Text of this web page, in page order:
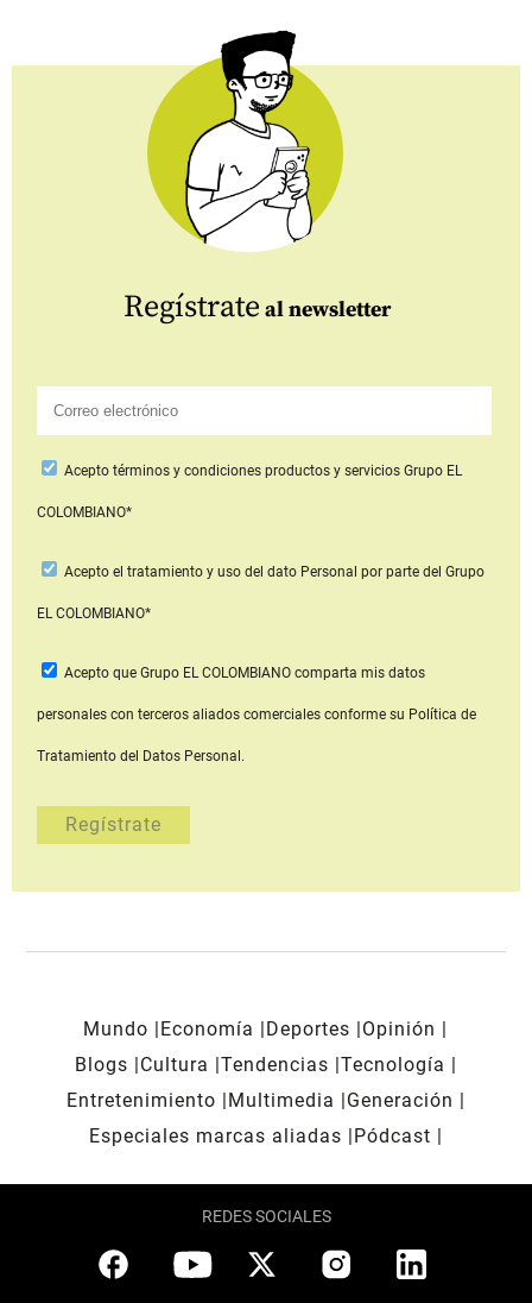
Regístrate al newsletter
Aceptotérminos y condiciones productos y serviciosGrupo EL
COLOMBIANO*
Acepto el tratamiento y uso del dato Personal por parte del Grupo
EL COLOMBIANO*
Acepto que Grupo EL COLOMBIANOcomparta mis datos
personales con terceros aliados comerciales conforme su Política de
Tratamiento del Datos Personal.
Mundo Economía Deportes
Opinión
Blogs
Cultura Tendencias Tecnología
Entretenimiento
Multimedia
Generación
Especiales marcas aliadas
Pódcast
REDES SOCIALES